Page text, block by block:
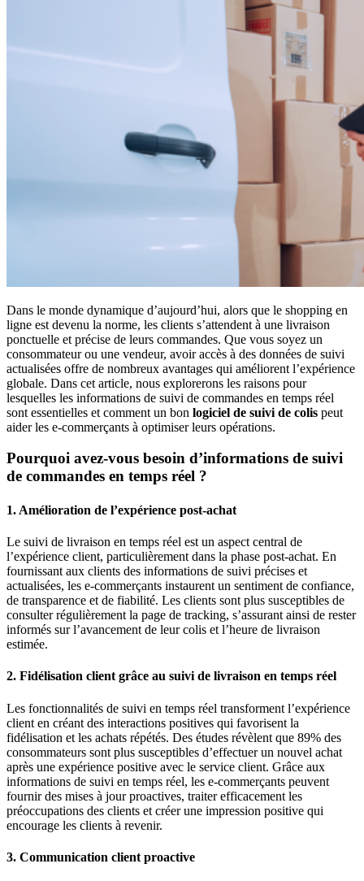
Dans le monde dynamique d’aujourd’hui, alors que le shopping en
ligne est devenu la norme, les clients s’attendent à une livraison
ponctuelle et précise de leurs commandes. Que vous soyez un
consommateur ou une vendeur, avoir accès à des données de suivi
actualisées offre de nombreux avantages qui améliorent l’expérience
globale. Dans cet article, nous explorerons les raisons pour
lesquelles les informations de suivi de commandes en temps réel
sont essentielles et comment un bon logiciel de suivi de colis peut
aider les e-commerçants à optimiser leurs opérations.
Pourquoi avez-vous besoin d’informations de suivi
de commandes en temps réel ?
1. Amélioration de l’expérience post-achat
Le suivi de livraison en temps réel est un aspect central de
l’expérience client, particulièrement dans la phase post-achat. En
fournissant aux clients des informations de suivi précises et
actualisées, les e-commerçants instaurent un sentiment de confiance,
de transparence et de fiabilité. Les clients sont plus susceptibles de
consulter régulièrement la page de tracking, s’assurant ainsi de rester
informés sur l’avancement de leur colis et l’heure de livraison
estimée.
2. Fidélisation client grâce au suivi de livraison en temps réel
Les fonctionnalités de suivi en temps réel transforment l’expérience
client en créant des interactions positives qui favorisent la
fidélisation et les achats répétés. Des études révèlent que 89% des
consommateurs sont plus susceptibles d’effectuer un nouvel achat
après une expérience positive avec le service client. Grâce aux
informations de suivi en temps réel, les e-commerçants peuvent
fournir des mises à jour proactives, traiter efficacement les
préoccupations des clients et créer une impression positive qui
encourage les clients à revenir.
3. Communication client proactive